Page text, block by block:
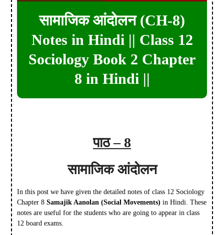
सामाजिक आंदोलन (CH-8)
Notes in Hindi || Class 12
Sociology Book 2 Chapter
8 in Hindi ||
पाठ – 8
सामाजिक आंदोलन
In this post we have given the detailed notes of class 12 Sociology
Chapter 8Samajik Aanolan (Social Movements) in Hindi. These
notes are useful for the students who are going to appear in class
12 board exams.